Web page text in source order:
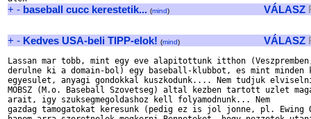
+ - baseball cucc kerestetik... (mind) VÁLASZ
+ - Kedves USA-beli TIPP-elok! (mind) VÁLASZ
Lassan mar tobb, mint egy eve alapitottunk itthon
derulne ki a domain-bol) egy baseball-klubbot, es mint minden
egyesulet, anyagi gondokkal kuszkodunk.... Nem tudjuk
MOBSZ (M.o. Baseball Szovetseg) altal kezben tartott uzlet
arait, igy szuksegmegoldashoz kell folyamodnunk... Nem
gazdag tamogatokat keresunk (pedig ez is jol jonne, pl.